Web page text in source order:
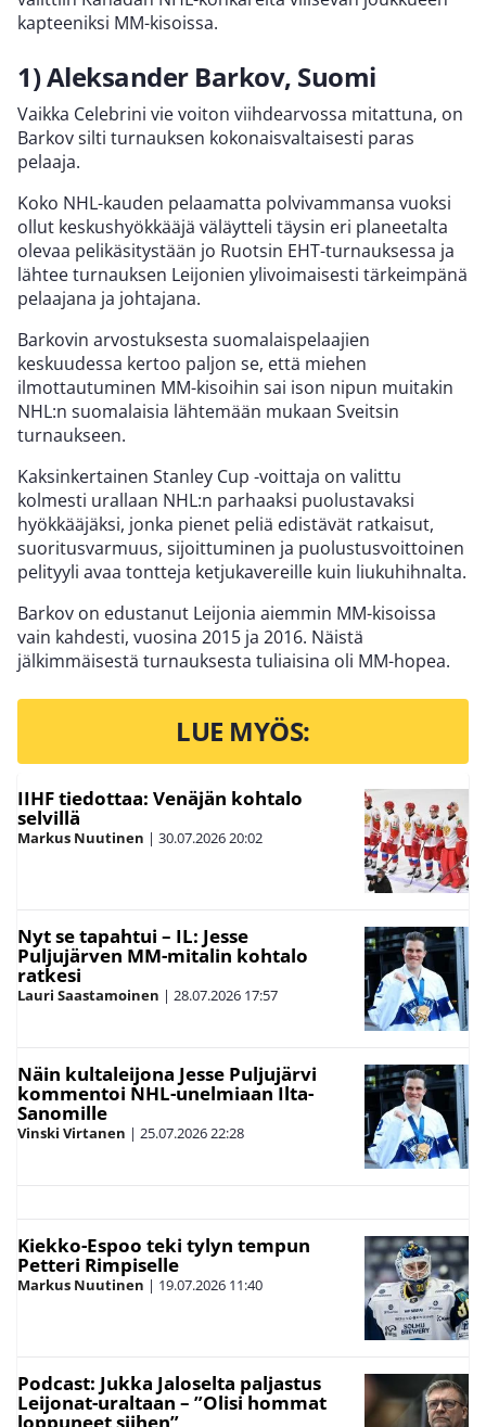
kapteeniksi MM-kisoissa.
1) Aleksander Barkov, Suomi
Vaikka Celebrini vie voiton viihdearvossa mitattuna, on
Barkov silti turnauksen kokonaisvaltaisesti paras
pelaaja.
Koko NHL-kauden pelaamatta polvivammansa vuoksi
ollut keskushyökkääjä väläytteli täysin eri planeetalta
olevaa pelikäsitystään jo Ruotsin EHT-turnauksessa ja
lähtee turnauksen Leijonien ylivoimaisesti tärkeimpänä
pelaajana ja johtajana.
Barkovin arvostuksesta suomalaispelaajien
keskuudessa kertoo paljon se, että miehen
ilmottautuminen MM-kisoihin sai ison nipun muitakin
NHL:n suomalaisia lähtemään mukaan Sveitsin
turnaukseen.
Kaksinkertainen Stanley Cup -voittaja on valittu
kolmesti urallaan NHL:n parhaaksi puolustavaksi
hyökkääjäksi, jonka pienet peliä edistävät ratkaisut,
suoritusvarmuus, sijoittuminen ja puolustusvoittoinen
pelityyli avaa tontteja ketjukavereille kuin liukuhihnalta.
Barkov on edustanut Leijonia aiemmin MM-kisoissa
vain kahdesti, vuosina 2015 ja 2016. Näistä
jälkimmäisestä turnauksesta tuliaisina oli MM-hopea.
LUE MYÖS:
IIHF tiedottaa: Venäjän kohtalo
selvillä
Markus Nuutinen | 30.07.202620:02
Nyt se tapahtui – IL: Jesse
Puljujärven MM-mitalin kohtalo
ratkesi
Lauri Saastamoinen | 28.07.2026 17:57
Näin kultaleijona Jesse Puljujärvi
kommentoi NHL-unelmiaan Ilta-
Sanomille
Vinski Virtanen | 25.07.202622:28
Kiekko-Espoo teki tylyn tempun
Petteri Rimpiselle
Markus Nuutinen | 19.07.2026 11:40
Podcast: Jukka Jaloselta paljastus
Leijonat-uraltaan – ”Olisi hommat
loppuneet siihen”